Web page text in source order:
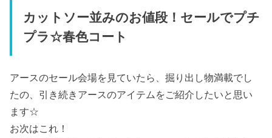
カットソー並みのお値段！セールでプチ
プラ☆春色コート
アースのセール会場を見ていたら、掘り出し物満載でし
たの、引き続きアースのアイテムをご紹介したいと思い
ます☆
お次はこれ！